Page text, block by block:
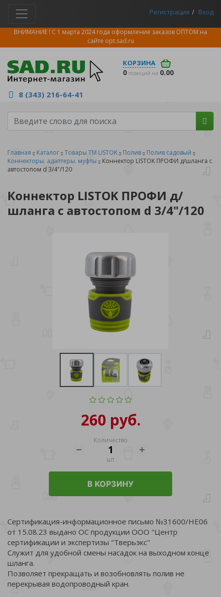
Регистрация Вход
ВНИМАНИЕ ! С 1 марта 2024 года оформление заказов ОПТОМ на
сайте opt.sad.ru
КОРЗИНА
0 позиций на 0.00
8 (343) 216-64-41
Главная Каталог Товары ТМ LISTOK Полив
Полив садовый
Коннекторы. адаптеры. муфты
Коннектор LISTOK ПРОФИ д/шланга с
автостопом d 3/4"/120
Коннектор LISTOK ПРОФИ д/
шланга с автостопом d 3/4"/120
260 руб.
Количество
шт
В КОРЗИНУ
Сертификация-информационное письмо №31600/НЕ06
от 15.08.23 выдано ОС продукции ООО "Центр
сертификации и экспертизы "Тверьэкс"
Служит для удобной смены насадок на выходном конце
шланга.
Позволяет прекращать и возобновлять полив не
перекрывая водопроводный кран.